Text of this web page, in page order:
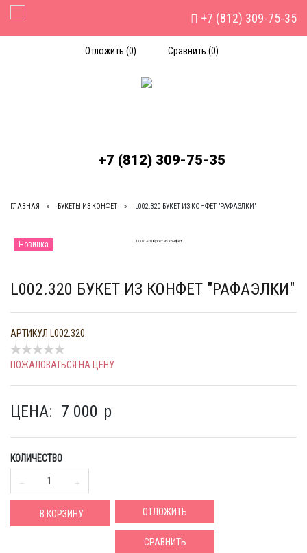
Отложить (0) Сравнить (0)
+7 (812) 309-75-35
+7 (812) 309-75-35
Toggle Navigation
ГЛАВНАЯ БУКЕТЫ ИЗ КОНФЕТ L002.320 БУКЕТ ИЗ КОНФЕТ "РАФАЭЛКИ"
Новинка
L002.320 БУКЕТ ИЗ КОНФЕТ "РАФАЭЛКИ"
АРТИКУЛ L002.320
ПОЖАЛОВАТЬСЯ НА ЦЕНУ
ЦЕНА: 7 000 p
КОЛИЧЕСТВО
В КОРЗИНУ ОТЛОЖИТЬ
СРАВНИТЬ